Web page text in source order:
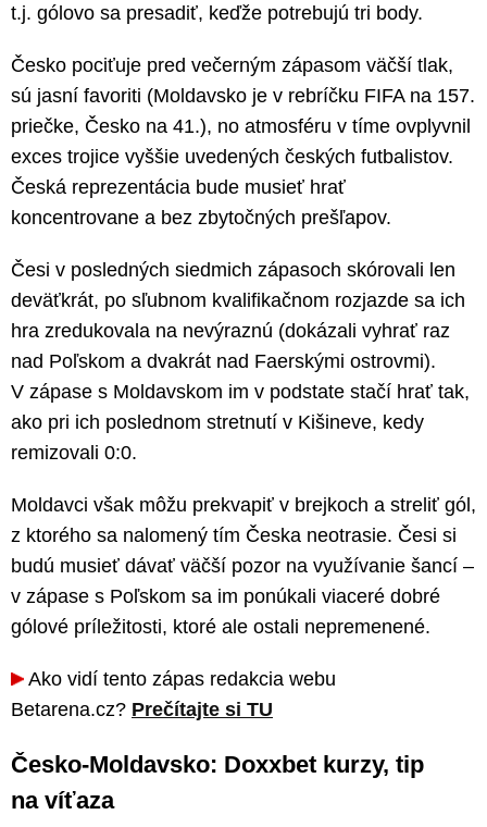
t.j. gólovo sa presadiť, keďže potrebujú tri body.
Česko pociťuje pred večerným zápasom väčší tlak,
sú jasní favoriti (Moldavsko je v rebríčku FIFA na 157.
priečke, Česko na 41.), no atmosféru v tíme ovplyvnil
exces trojice vyššie uvedených českých futbalistov.
Česká reprezentácia bude musieť hrať
koncentrovane a bez zbytočných prešľapov.
Česi v posledných siedmich zápasoch skórovali len
deväťkrát, po sľubnom kvalifikačnom rozjazde sa ich
hra zredukovala na nevýraznú (dokázali vyhrať raz
nad Poľskom a dvakrát nad Faerskými ostrovmi).
V zápase s Moldavskom im v podstate stačí hrať tak,
ako pri ich poslednom stretnutí v Kišineve, kedy
remizovali 0:0.
Moldavci však môžu prekvapiť v brejkoch a streliť gól,
z ktorého sa nalomený tím Česka neotrasie. Česi si
budú musieť dávať väčší pozor na využívanie šancí –
v zápase s Poľskom sa im ponúkali viaceré dobré
gólové príležitosti, ktoré ale ostali nepremenené.
Ako vidí tento zápas redakcia webu
Betarena.cz? Prečítajte si TU
Česko-Moldavsko: Doxxbet kurzy, tip
na víťaza